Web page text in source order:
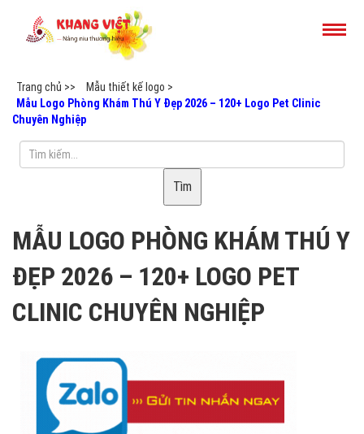
Trang chủ >>
Mẫu thiết kế logo >
Mẫu Logo Phòng Khám Thú Y Đẹp 2026 – 120+ Logo Pet Clinic
Chuyên Nghiệp
Tìm
MẪU LOGO PHÒNG KHÁM THÚ Y
ĐẸP 2026 – 120+ LOGO PET
CLINIC CHUYÊN NGHIỆP